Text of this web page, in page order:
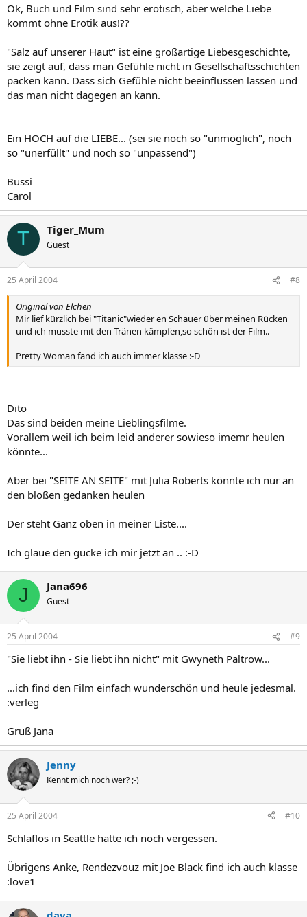
Ok, Buch und Film sind sehr erotisch, aber welche Liebe
kommt ohne Erotik aus!??
"Salz auf unserer Haut" ist eine großartige Liebesgeschichte,
sie zeigt auf, dass man Gefühle nicht in Gesellschaftsschichten
packen kann. Dass sich Gefühle nicht beeinflussen lassen und
das man nicht dagegen an kann.
Ein HOCH auf die LIEBE... (sei sie noch so "unmöglich", noch
so "unerfüllt" und noch so "unpassend")
Bussi
Carol
T Tiger_Mum
Guest
25 April 2004 #8
Original von Elchen
Mir lief kürzlich bei "Titanic"wieder en Schauer über meinen Rücken
und ich musste mit den Tränen kämpfen,so schön ist der Film..
Pretty Woman fand ich auch immer klasse :-D
Dito
Das sind beiden meine Lieblingsfilme.
Vorallem weil ich beim leid anderer sowieso imemr heulen
könnte...
Aber bei "SEITE AN SEITE" mit Julia Roberts könnte ich nur an
den bloßen gedanken heulen
Der steht Ganz oben in meiner Liste....
Ich glaue den gucke ich mir jetzt an .. :-D
J Jana696
Guest
25 April 2004 #9
"Sie liebt ihn - Sie liebt ihn nicht" mit Gwyneth Paltrow...
...ich find den Film einfach wunderschön und heule jedesmal.
:verleg
Gruß Jana
Jenny
Kennt mich noch wer? ;-)
25 April 2004 #10
Schlaflos in Seattle hatte ich noch vergessen.
Übrigens Anke, Rendezvouz mit Joe Black find ich auch klasse
:love1